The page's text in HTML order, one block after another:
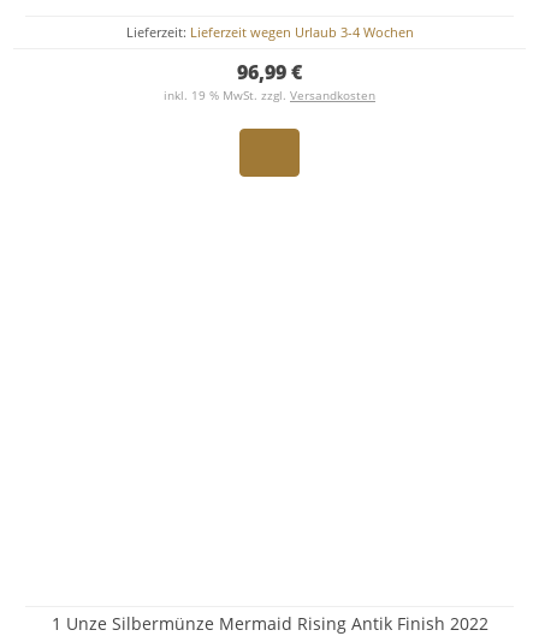
Lieferzeit: Lieferzeit wegen Urlaub 3-4 Wochen
96,99 €
inkl. 19 % MwSt. zzgl. Versandkosten
1 Unze Silbermünze Mermaid Rising Antik Finish 2022